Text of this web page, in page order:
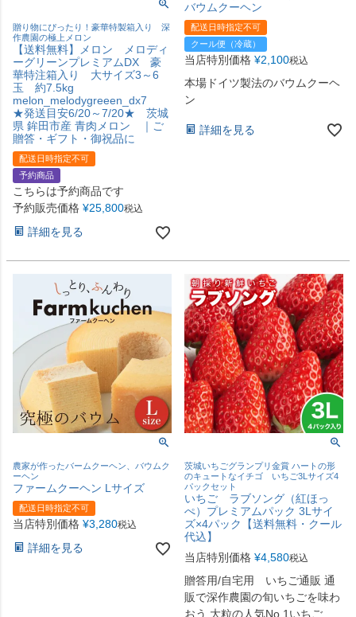
贈り物にぴったり！豪華特製箱入り 深
作農園の極上メロン
【送料無料】メロン メロディ
ーグリーンプレミアムDX 豪
華特注箱入り 大サイズ3～6
玉 約7.5kg
melon_melodygreeen_dx7
★発送目安6/20～7/20★ 茨城
県 鉾田市産 青肉メロン ｜ご
贈答・ギフト・御祝品に
配送日時指定不可
予約商品
こちらは予約商品です
予約販売価格 ¥25,800税込
詳細を見る
バウムクーヘン
配送日時指定不可
クール便（冷蔵）
当店特別価格 ¥2,100税込
本場ドイツ製法のバウムクーヘ
ン
詳細を見る
農家が作ったバームクーヘン、バウムク
ーヘン
ファームクーヘン Lサイズ
配送日時指定不可
当店特別価格 ¥3,280税込
詳細を見る
茨城いちごグランプリ金賞 ハートの形
のキュートなイチゴ いちご3Lサイズ4
パックセット
いちご ラブソング（紅ほっ
ぺ）プレミアムパック 3Lサイ
ズ×4パック【送料無料・クール
代込】
当店特別価格 ¥4,580税込
贈答用/自宅用 いちご通販 通
販で深作農園の旬いちごを味わ
おう 大粒の人気No.1いちご